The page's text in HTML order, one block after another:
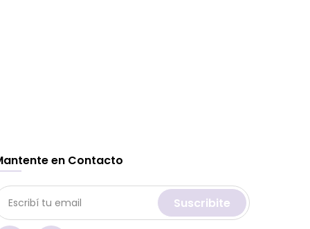
en Contacto
Suscribite